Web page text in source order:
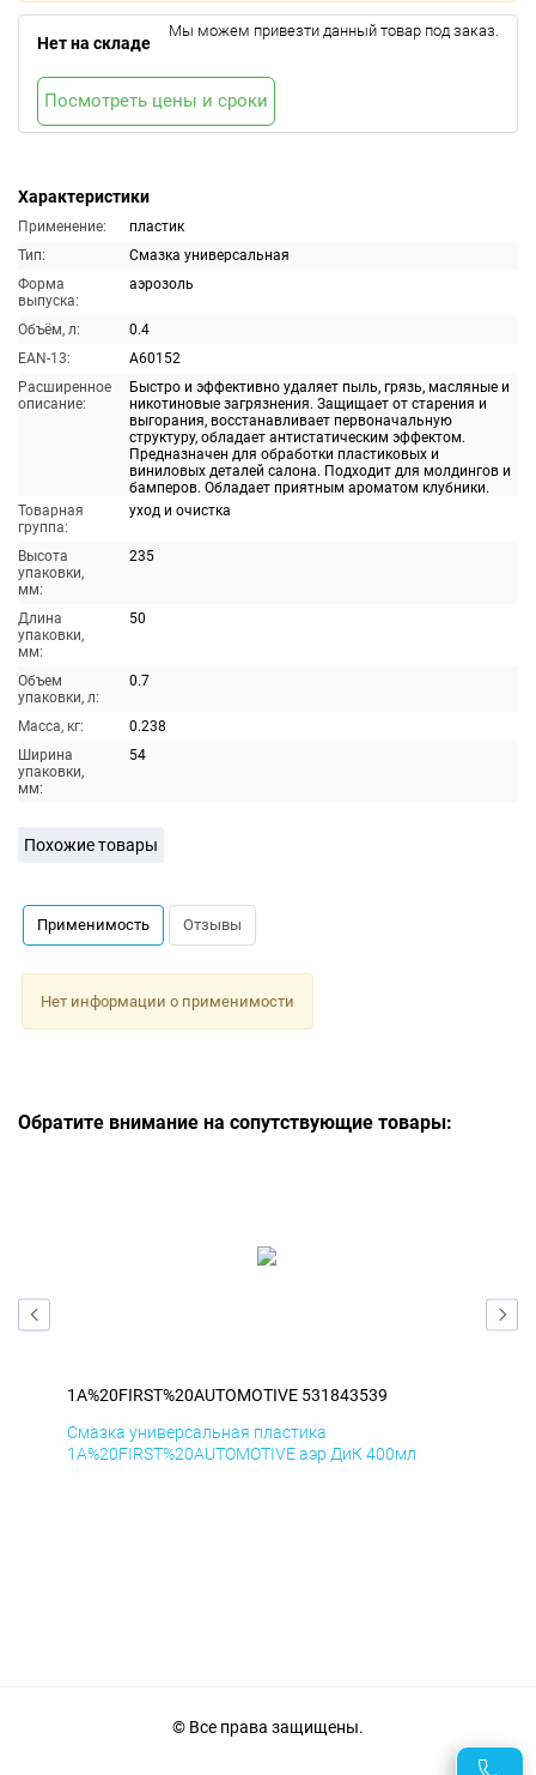
Характеристики
Применение:
пластик
Тип:
Смазка универсальная
Форма
выпуска:
аэрозоль
Объём, л:
0.4
EAN-13:
A60152
Расширенное
описание:
Быстро и эффективно удаляет пыль, грязь, масляные и
никотиновые загрязнения. Защищает от старения и
выгорания, восстанавливает первоначальную
структуру, обладает антистатическим эффектом.
Предназначен для обработки пластиковых и
виниловых деталей салона. Подходит для молдингов и
бамперов. Обладает приятным ароматом клубники.
Товарная
группа:
уход и очистка
Высота
упаковки,
мм:
235
Длина
упаковки,
мм:
50
Объем
упаковки, л:
0.7
Масса, кг:
0.238
Ширина
упаковки,
мм:
54
Нет на складе
Мы можем привезти данный товар под заказ.
Посмотреть цены и сроки
Похожие товары
Применимость Отзывы
Нет информации о применимости
Обратите внимание на сопутствующие товары:
1A%20FIRST%20AUTOMOTIVE 531843539
Смазка универсальная пластика
1A%20FIRST%20AUTOMOTIVE аэр ДиК 400мл
© Все права защищены.